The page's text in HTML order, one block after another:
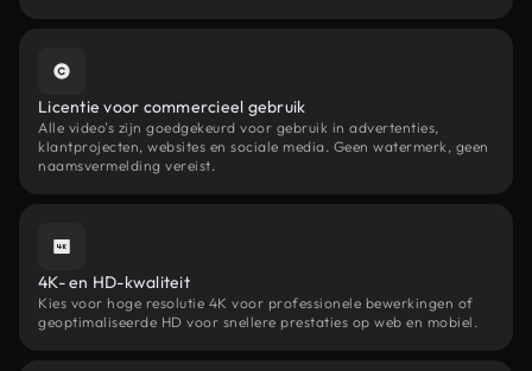
Licentie voor commercieel gebruik
Alle video's zijn goedgekeurd voor gebruik in advertenties,
klantprojecten, websites en sociale media. Geen watermerk, geen
naamsvermelding vereist.
4K- en HD-kwaliteit
Kies voor hoge resolutie 4K voor professionele bewerkingen of
geoptimaliseerde HD voor snellere prestaties op web en mobiel.